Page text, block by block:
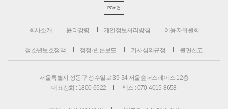
PC버전
회사소개 윤리강령 개인정보처리방침 이용자위원회
청소년보호정책 정정·반론보도 기사심의규정 불편신고
서울특별시 성동구 성수일로 39-34 서울숲더스페이스 12층
대표전화 : 1800-6522
팩스 : 070-4015-8658